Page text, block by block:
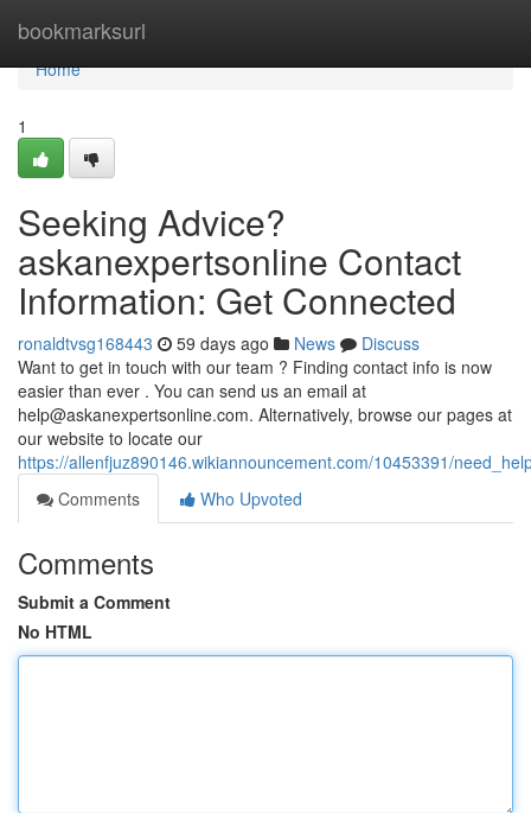
bookmarksurl
Home
Home
1
Seeking Advice?
askanexpertsonline Contact
Information: Get Connected
ronaldtvsg168443 59 days ago News
Discuss
Want to get in touch with our team ? Finding contact info is now
easier than ever . You can send us an email at
help@askanexpertsonline.com. Alternatively, browse our pages at
our website to locate our
https://allenfjuz890146.wikiannouncement.com/10453391/
Comments
Who Upvoted
Comments
Submit a Comment
No HTML